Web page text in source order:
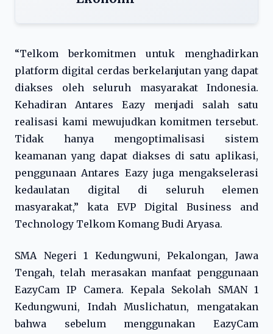
“Telkom berkomitmen untuk menghadirkan
platform digital cerdas berkelanjutan yang dapat
diakses oleh seluruh masyarakat Indonesia.
Kehadiran Antares Eazy menjadi salah satu
realisasi kami mewujudkan komitmen tersebut.
Tidak hanya mengoptimalisasi sistem
keamanan yang dapat diakses di satu aplikasi,
penggunaan Antares Eazy juga mengakselerasi
kedaulatan digital di seluruh elemen
masyarakat,” kata EVP Digital Business and
Technology Telkom Komang Budi Aryasa.
SMA Negeri 1 Kedungwuni, Pekalongan, Jawa
Tengah, telah merasakan manfaat penggunaan
EazyCam IP Camera. Kepala Sekolah SMAN 1
Kedungwuni, Indah Muslichatun, mengatakan
bahwa sebelum menggunakan EazyCam